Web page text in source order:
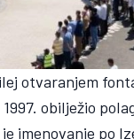
otvaranjem
obilježio
imenovanje po